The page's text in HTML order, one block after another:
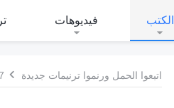
الكتب فيديوهات
اتبعوا الحمل ورنموا ترنيمات جديدة 477